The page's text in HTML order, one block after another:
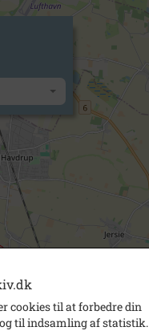
cookies til at forbedre din
til indsamling af statistik.